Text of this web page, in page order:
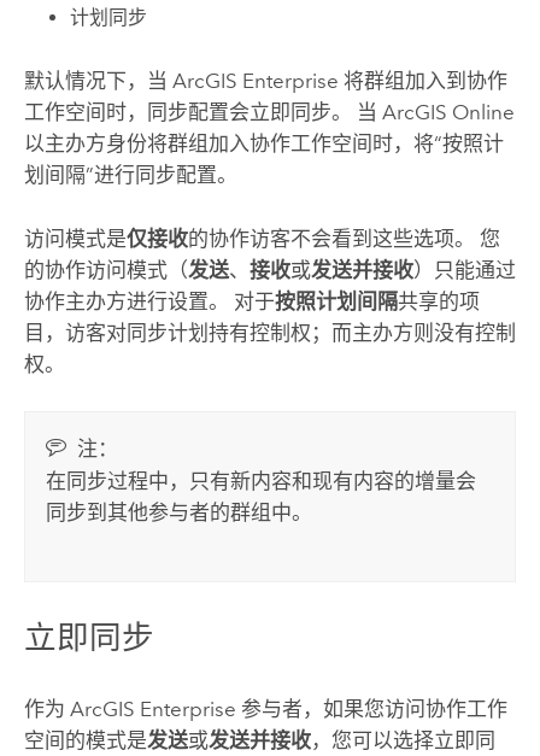
计划同步
默认情况下，当 ArcGIS Enterprise 将群组加入到协作
工作空间时，同步配置会立即同步。 当 ArcGIS Online
以主办方身份将群组加入协作工作空间时，将“按照计
划间隔”进行同步配置。
访问模式是仅接收的协作访客不会看到这些选项。 您
的协作访问模式（发送、 接收或发送并接收）只能通过
协作主办方进行设置。 对于按照计划间隔共享的项
目，访客对同步计划持有控制权；而主办方则没有控制
权。
注：
在同步过程中，只有新内容和现有内容的增量会
同步到其他参与者的群组中。
立即同步
作为 ArcGIS Enterprise 参与者，如果您访问协作工作
空间的模式是发送或发送并接收，您可以选择立即同